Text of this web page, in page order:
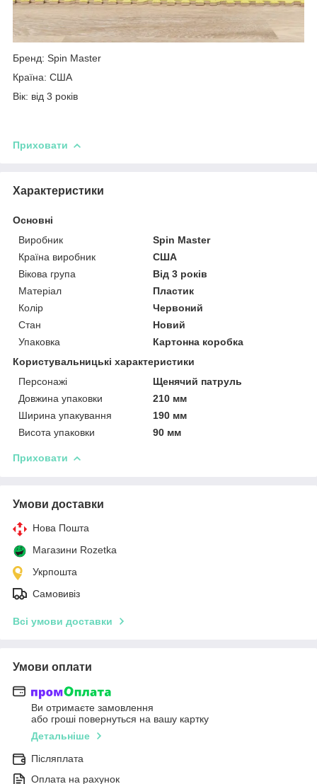
Бренд: Spin Master
Країна: США
Вік: від 3 років
Приховати
Характеристики
Основні
Виробник
Spin Master
Країна виробник
США
Вікова група
Від 3 років
Матеріал
Пластик
Колір
Червоний
Стан
Новий
Упаковка
Картонна коробка
Користувальницькі характеристики
Персонажі
Щенячий патруль
Довжина упаковки
210 мм
Ширина упакування
190 мм
Висота упаковки
90 мм
Приховати
Умови доставки
Нова Пошта
Магазини Rozetka
Укрпошта
Самовивіз
Всі умови доставки
Умови оплати
Ви отримаєте замовлення
або гроші повернуться на вашу картку
Детальніше
Післяплата
Оплата на рахунок